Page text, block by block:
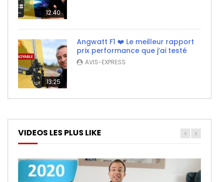
12:40
13:25
Angwatt F1 ❤️ Le meilleur rapport
prix performance que j’ai testé
AVIS-EXPRESS
VIDEOS LES PLUS LIKE